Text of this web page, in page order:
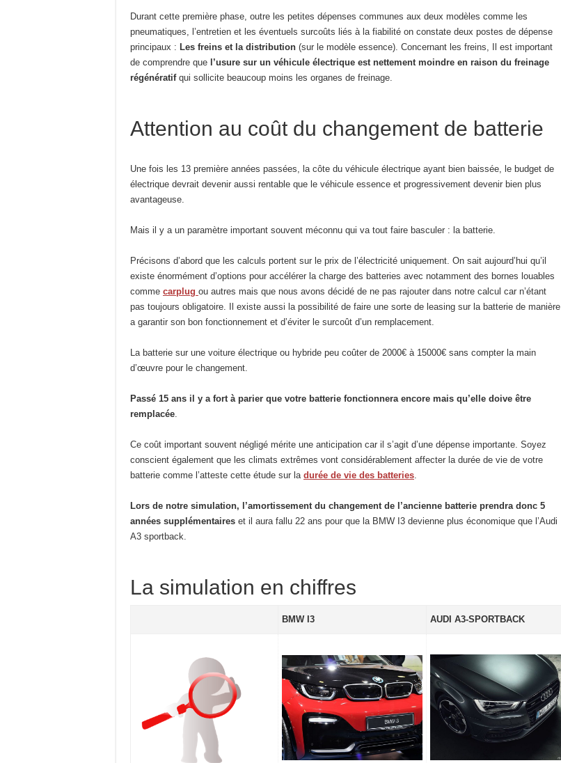
Durant cette première phase, outre les petites dépenses communes aux deux modèles comme les
pneumatiques, l’entretien et les éventuels surcoûts liés à la fiabilité on constate deux postes de dépense
principaux : Les freins et la distribution (sur le modèle essence). Concernant les freins, Il est important
de comprendre que l’usure sur un véhicule électrique est nettement moindre en raison du freinage
régénératifqui sollicite beaucoup moins les organes de freinage.
Attention au coût du changement de batterie
Une fois les 13 première années passées, la côte du véhicule électrique ayant bien baissée, le budget de
électrique devrait devenir aussi rentable que le véhicule essence et progressivement devenir bien plus
avantageuse.
Mais il y a un paramètre important souvent méconnu qui va tout faire basculer : la batterie.
Précisons d’abord que les calculs portent sur le prix de l’électricité uniquement. On sait aujourd’hui qu’il
existe énormément d’options pour accélérer la charge des batteries avec notamment des bornes louables
comme carplug ou autres mais que nous avons décidé de ne pas rajouter dans notre calcul car n’étant
pas toujours obligatoire. Il existe aussi la possibilité de faire une sorte de leasing sur la batterie de manière
a garantir son bon fonctionnement et d’éviter le surcoût d’un remplacement.
La batterie sur une voiture électrique ou hybride peu coûter de 2000€ à 15000€ sans compter la main
d’œuvre pour le changement.
Passé 15 ans il y a fort à parier que votre batterie fonctionnera encore mais qu’elle doive être
remplacée.
Ce coût important souvent négligé mérite une anticipation car il s’agit d’une dépense importante. Soyez
conscient également que les climats extrêmes vont considérablement affecter la durée de vie de votre
batterie comme l’atteste cette étude sur la durée de vie des batteries.
Lors de notre simulation, l’amortissement du changement de l’ancienne batterie prendra donc 5
années supplémentaires et il aura fallu 22 ans pour que la BMW I3 devienne plus économique que l’Audi
A3 sportback.
La simulation en chiffres
BMW I3 AUDI A3-SPORTBACK